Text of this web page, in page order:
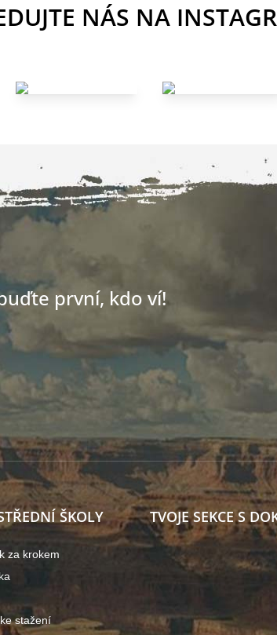
NÁS NA
první, kdo ví!
ŠKOLY
za krokem
stažení
TVOJE SEKCE S